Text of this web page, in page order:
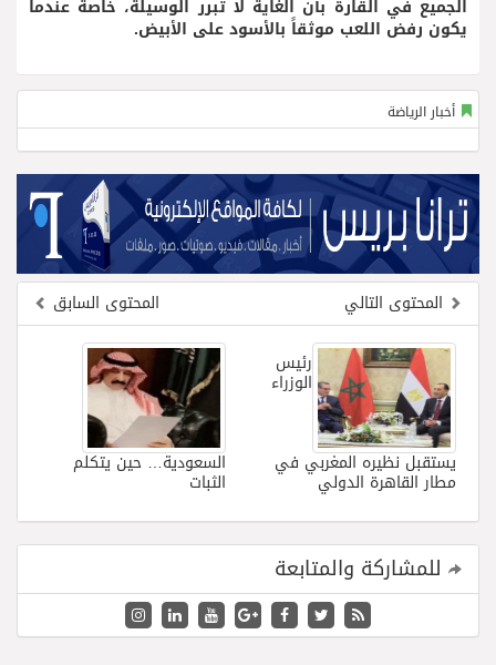
الجميع في القارة بأن الغاية لا تبرر الوسيلة، خاصة عندما
يكون رفض اللعب موثقاً بالأسود على الأبيض.
أخبار الرياضة
المحتوى السابق المحتوى التالي
السعودية… حين يتكلم
الثبات
رئيس
الوزراء
يستقبل نظيره المغربي في
مطار القاهرة الدولي
للمشاركة والمتابعة